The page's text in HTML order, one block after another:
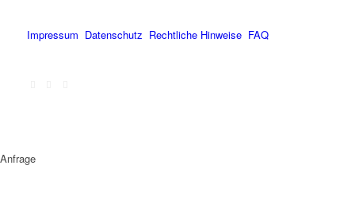
Impressum Datenschutz Rechtliche Hinweise FAQ
Anfrage